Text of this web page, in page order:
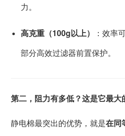
力。
高克重（100g以上）
：效率
部分高效过滤器前置保护。
第二，阻力有多低？这是它最大
静电棉最突出的优势，就是在同